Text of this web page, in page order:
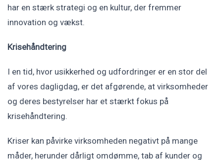
har en stærk strategi og en kultur, der fremmer
innovation og vækst.
Krisehåndtering
I en tid, hvor usikkerhed og udfordringer er en stor del
af vores dagligdag, er det afgørende, at virksomheder
og deres bestyrelser har et stærkt fokus på
krisehåndtering.
Kriser kan påvirke virksomheden negativt på mange
måder, herunder dårligt omdømme, tab af kunder og